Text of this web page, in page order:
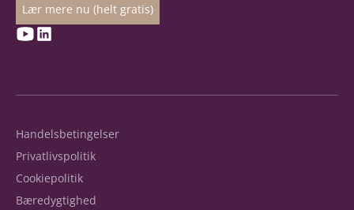
Lær mere nu (helt gratis)
Handelsbetingelser
Privatlivspolitik
Cookiepolitik
Bæredygtighed